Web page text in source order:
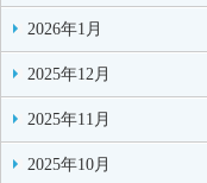
2026年1月
2025年12月
2025年11月
2025年10月